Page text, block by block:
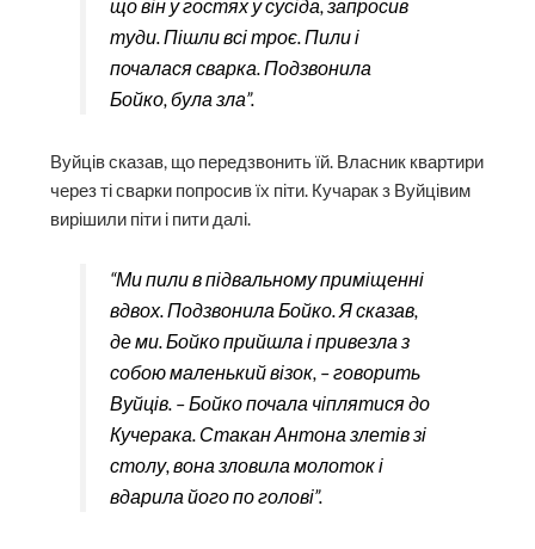
що він у гостях у сусіда, запросив
туди. Пішли всі троє. Пили і
почалася сварка. Подзвонила
Бойко, була зла”.
Вуйців сказав, що передзвонить їй. Власник квартири
через ті сварки попросив їх піти. Кучарак з Вуйцівим
вирішили піти і пити далі.
“Ми пили в підвальному приміщенні
вдвох. Подзвонила Бойко. Я сказав,
де ми. Бойко прийшла і привезла з
собою маленький візок, – говорить
Вуйців. – Бойко почала чіплятися до
Кучерака. Стакан Антона злетів зі
столу, вона зловила молоток і
вдарила його по голові”.